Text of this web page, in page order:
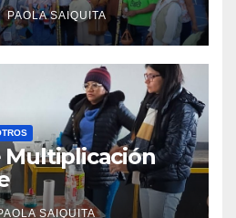
PAOLA SAIQUITA
Multiplicación
Benéficos
SAIQUITA